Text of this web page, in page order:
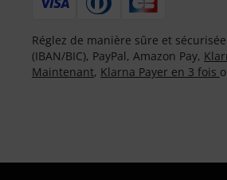
Réglez de manière sûre et
(IBAN/BIC), PayPal, Amazon Pay,
Maintenant, Klarna Payer en 3 fois